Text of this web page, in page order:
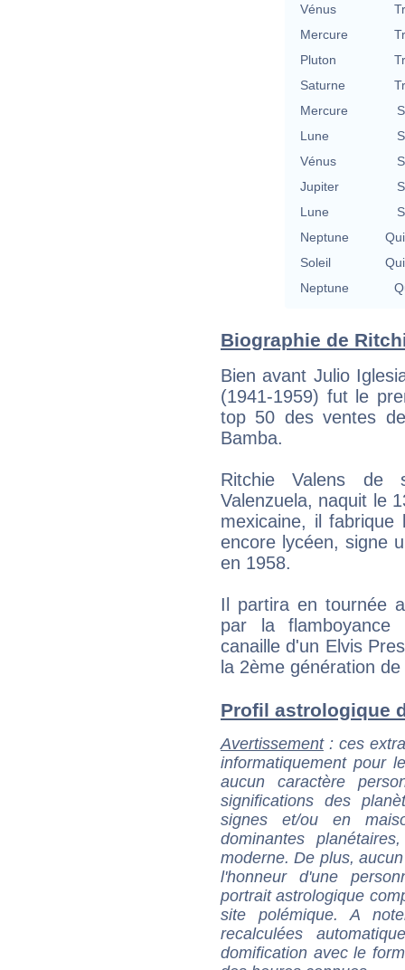
Vénus
Mercure
Pluton
Saturne
Mercure
Lune
Vénus
Jupiter
Lune
Neptune
Soleil
Neptune
Biographie de
Bien avant Julio
(1941-1959) fut le
top 50 des ventes
Bamba.
Ritchie Valens de
Valenzuela, naquit le
mexicaine, il
encore lycéen, signe
en 1958.
Il partira en tournée
par la flamboyance
canaille d'un Elvis
la 2ème génération
Profil astrologique
Avertissement: ces
informatiquement pour
aucun caractère
significations des
signes et/ou en
dominantes
moderne. De plus,
l'honneur d'une
portrait astrologique
site polémique. A
recalculées
domification avec le